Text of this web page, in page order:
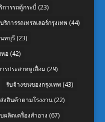
การรถตู้กระบี่ (23)
บริการรถเทรลเลอร์กรุงเทพ (44)
ทบุรี(23)
อ(42)
รประสาทหูเสื่อม (29)
รับจ้างขนของกรุงเทพ (43)
งสินค้าตามโรงงาน(22)
ผลิตเครื่องสำอาง (67)